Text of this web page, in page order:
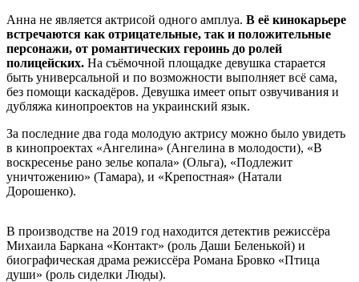
Анна не является актрисой одного амплуа. В её кинокарьере
встречаются как отрицательные, так и положительные
персонажи, от романтических героинь до ролей
полицейских. На съёмочной площадке девушка старается
быть универсальной и по возможности выполняет всё сама,
без помощи каскадёров. Девушка имеет опыт озвучивания и
дубляжа кинопроектов на украинский язык.
За последние два года молодую актрису можно было увидеть
в кинопроектах «Ангелина» (Ангелина в молодости), «В
воскресенье рано зелье копала» (Ольга), «Подлежит
уничтожению» (Тамара), и «Крепостная» (Натали
Дорошенко).
В производстве на 2019 год находится детектив режиссёра
Михаила Баркана «Контакт» (роль Даши Беленькой) и
биографическая драма режиссёра Романа Бровко «Птица
души» (роль сиделки Люды).